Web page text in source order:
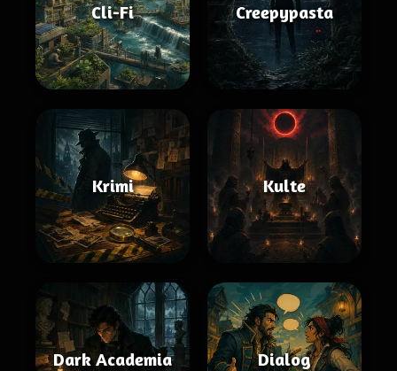
Cli-Fi Creepypasta
Krimi Kulte
Dark Academia Dialog